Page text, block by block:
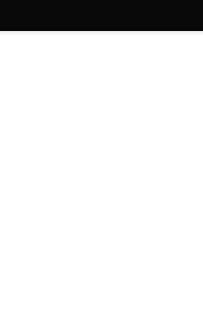
thói quen, lề thói